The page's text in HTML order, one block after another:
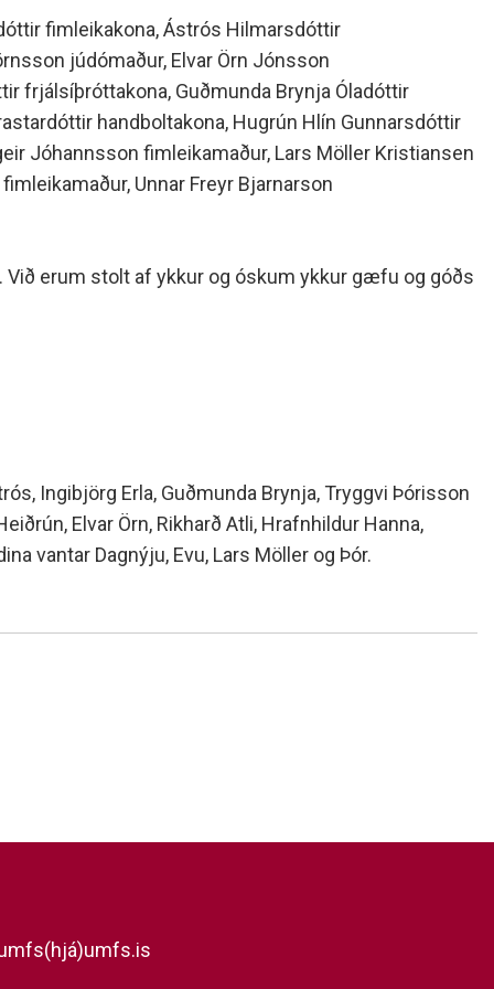
fimleikakona, Ástrós Hilmarsdóttir
júdómaður, Elvar Örn Jónsson
frjálsíþróttakona, Guðmunda Brynja Óladóttir
handboltakona, Hugrún Hlín Gunnarsdóttir
Jóhannsson fimleikamaður, Lars Möller Kristiansen
Unnar Freyr Bjarnarson
erum stolt af ykkur og óskum ykkur gæfu og góðs
Ingibjörg Erla, Guðmunda Brynja, Tryggvi Þórisson
Elvar Örn, Rikharð Atli, Hrafnhildur Hanna,
vantar Dagnýju, Evu, Lars Möller og Þór.